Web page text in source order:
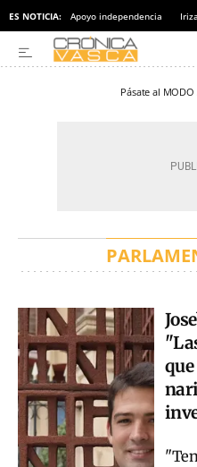
ES NOTICIA: Apoyo independencia
Pásate al MODO